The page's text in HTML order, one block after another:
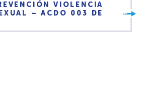
VIOLENCIA
– ACDO 003 DE